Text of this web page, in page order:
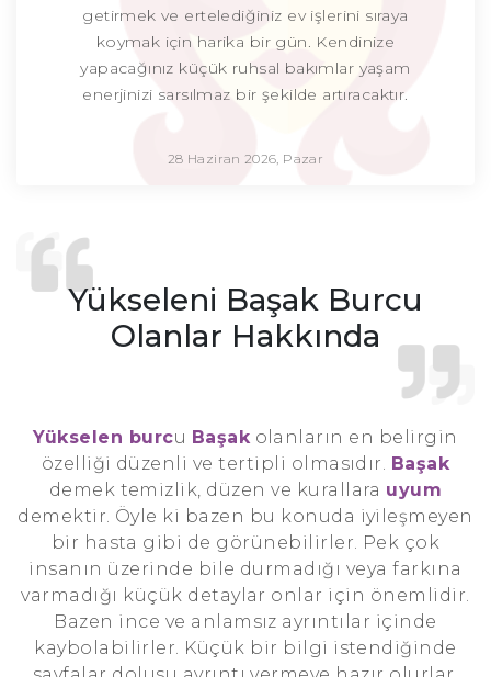
getirmek ve ertelediğiniz ev işlerini sıraya
koymak için harika bir gün. Kendinize
yapacağınız küçük ruhsal bakımlar yaşam
enerjinizi sarsılmaz bir şekilde artıracaktır.
28 Haziran 2026, Pazar
Yükseleni Başak Burcu
Olanlar Hakkında
Yükselen burcu Başakolanların en belirgin
özelliği düzenli ve tertipli olmasıdır. Başak
demek temizlik, düzen ve kurallara uyum
demektir. Öyle ki bazen bu konuda iyileşmeyen
bir hasta gibi de görünebilirler. Pek çok
insanın üzerinde bile durmadığı veya farkına
varmadığı küçük detaylar onlar için önemlidir.
Bazen ince ve anlamsız ayrıntılar içinde
kaybolabilirler. Küçük bir bilgi istendiğinde